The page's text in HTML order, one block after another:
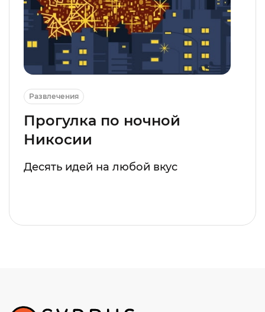
Развлечения
Прогулка по ночной
Никосии
Десять идей на любой вкус